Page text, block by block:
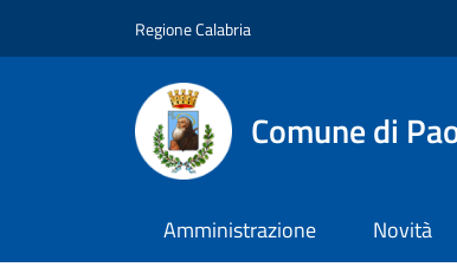
Regione Calabria
Comune di
Amministrazione Novità